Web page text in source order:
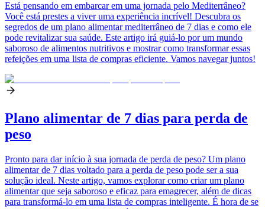
Está pensando em embarcar em uma jornada pelo Mediterrâneo?
Você está prestes a viver uma experiência incrível! Descubra os
segredos de um plano alimentar mediterrâneo de 7 dias e como ele
pode revitalizar sua saúde. Este artigo irá guiá-lo por um mundo
saboroso de alimentos nutritivos e mostrar como transformar essas
refeições em uma lista de compras eficiente. Vamos navegar juntos!
Plano alimentar de 7 dias para perda de
peso
Pronto para dar início à sua jornada de perda de peso? Um plano
alimentar de 7 dias voltado para a perda de peso pode ser a sua
solução ideal. Neste artigo, vamos explorar como criar um plano
alimentar que seja saboroso e eficaz para emagrecer, além de dicas
para transformá-lo em uma lista de compras inteligente. É hora de se